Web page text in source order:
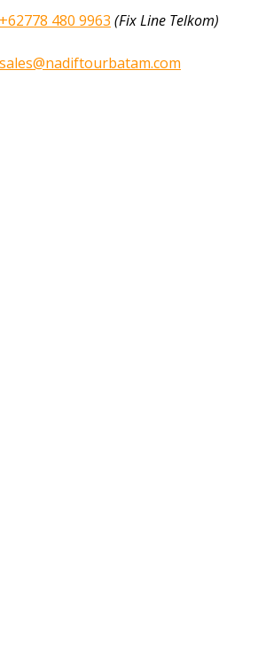
+62778 480 9963 (Fix Line Telkom)
sales@nadiftourbatam.com